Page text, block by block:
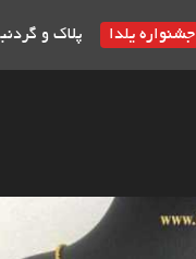
جشنواره یلدا پلاک و